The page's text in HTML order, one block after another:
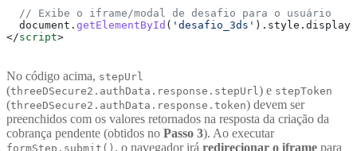
  // Exibe o iframe/modal de desafio para o usuário
  document
. getElementById ( 'desafio_3ds' ). style . display
</script>
No código acima, stepUrl
(threeDSecure2.authData.response.stepUrl ) e stepToken
(threeDSecure2.authData.response.token) devem ser
preenchidos com os valores retornados na resposta da criação da
cobrança pendente (obtidos no Passo 3). Ao executar
formStep.submit() , o navegador irá redirecionar o iframe para